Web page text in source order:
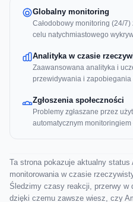
Globalny monitoring
Całodobowy monitoring (24/
celu natychmiastowego
Analityka w czasie
Zaawansowana analityka i
przewidywania i zapobiegania
Zgłoszenia społeczności
Problemy zgłaszane przez
automatycznym
Ta strona pokazuje aktualny status
monitorowania w czasie
Śledzimy czasy reakcji, przerwy w
dzięki czemu zawsze wiesz, czy